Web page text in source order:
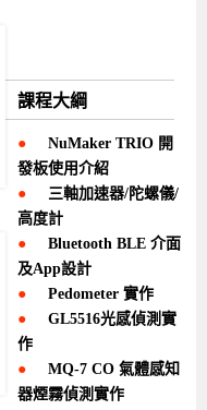
課程大綱
● NuMaker TRIO 開
發板使用介紹
● 三軸加速器/陀螺儀/
高度計
● Bluetooth BLE 介面
及App設計
● Pedometer 實作
● GL5516光感偵測實
作
● MQ-7 CO 氣體感知
器煙霧偵測實作